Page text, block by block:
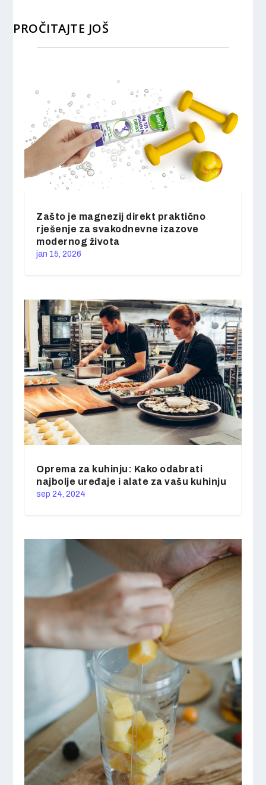
PROČITAJTE JOŠ
Zašto je magnezij direkt praktično
rješenje za svakodnevne izazove
modernog života
jan 15, 2026
Oprema za kuhinju: Kako odabrati
najbolje uređaje i alate za vašu kuhinju
sep 24, 2024